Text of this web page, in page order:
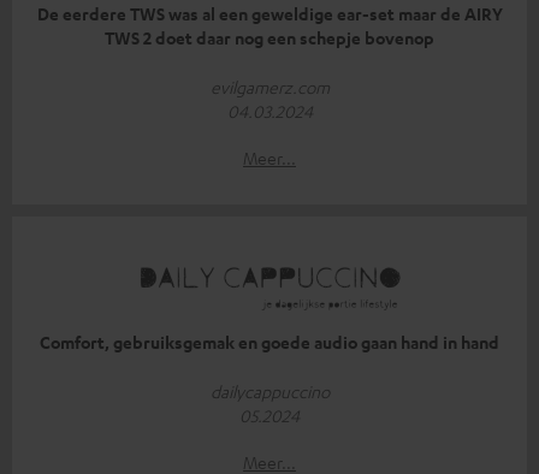
De eerdere TWS was al een geweldige ear-set maar de AIRY
TWS 2 doet daar nog een schepje bovenop
evilgamerz.com
04.03.2024
Meer...
Comfort, gebruiksgemak en goede audio gaan hand in hand
dailycappuccino
05.2024
Meer...